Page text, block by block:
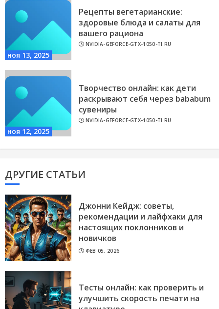
ноя 13, 2025
Рецепты вегетарианские:
здоровые блюда и салаты для
вашего рациона
NVIDIA-GEFORCE-GTX-1050-TI.RU
ноя 12, 2025
Творчество онлайн: как дети
раскрывают себя через bababum
сувениры
NVIDIA-GEFORCE-GTX-1050-TI.RU
ДРУГИЕ СТАТЬИ
Джонни Кейдж: советы,
рекомендации и лайфхаки для
настоящих поклонников и
новичков
ФЕВ 05, 2026
Тесты онлайн: как проверить и
улучшить скорость печати на